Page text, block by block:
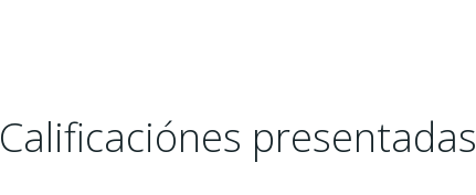
Calificaciónes presentadas